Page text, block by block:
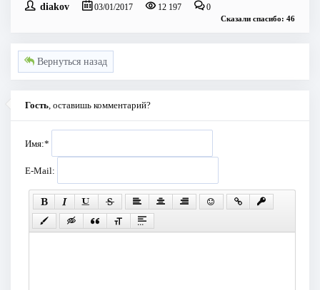
diakov 03/01/2017 12 197 0
Сказали спасибо: 46
Вернуться назад
Гость , оставишь комментарий?
Имя:*
E-Mail: